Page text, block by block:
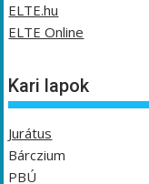
ELTE.hu
ELTE Online
Kari lapok
Jurátus
Bárczium
PBÚ